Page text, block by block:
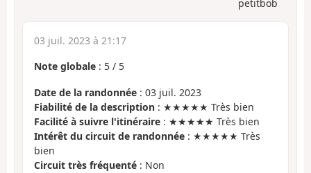
petitbob
03 juil. 2023 à 21:17
Note globale : 5 / 5
Date de la randonnée : 03 juil. 2023
Fiabilité de la description : ★★★★★ Très bien
Facilité à suivre l'itinéraire : ★★★★★ Très bien
Intérêt du circuit de randonnée : ★★★★★ Très
bien
Circuit très fréquenté : Non